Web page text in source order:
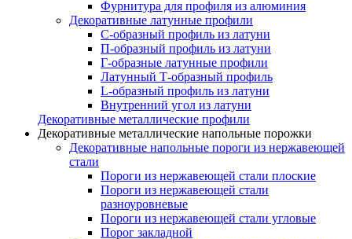
Фурнитура для профиля из алюминия
Декоративные латунные профили
C-образный профиль из латуни
П-образный профиль из латуни
Г-образные латунные профили
Латунный Т-образный профиль
L-образный профиль из латуни
Внутренний угол из латуни
Декоративные металлические профили
Декоративные металлические напольные порожки
Декоративные напольные пороги из нержавеющей
стали
Пороги из нержавеющей стали плоские
Пороги из нержавеющей стали
разноуровневые
Пороги из нержавеющей стали угловые
Порог закладной